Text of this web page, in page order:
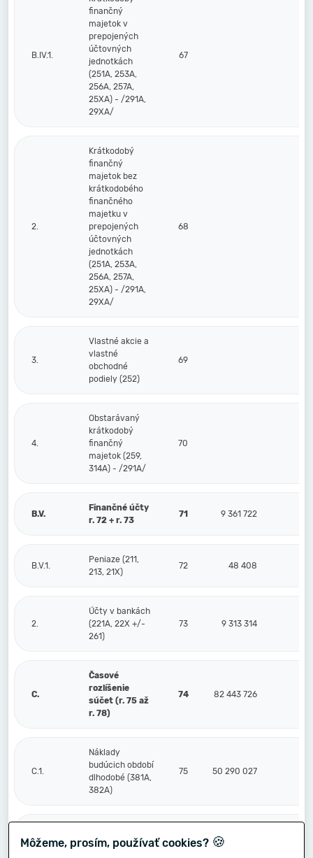
B.IV.1.
finančný
majetok v
prepojených
účtovných
jednotkách
(251A, 253A,
256A, 257A,
25XA) - /291A,
29XA/
67
2.
Krátkodobý
finančný
majetok bez
krátkodobého
finančného
majetku v
prepojených
účtovných
jednotkách
(251A, 253A,
256A, 257A,
25XA) - /291A,
29XA/
68
3.
Vlastné akcie a
vlastné
obchodné
podiely (252)
69
4.
Obstarávaný
krátkodobý
finančný
majetok (259,
314A) - /291A/
70
B.V.
Finančné účty
r. 72 + r. 73
71 9 361 722
B.V.1.
Peniaze (211,
213, 21X)
72 48 408
2.
Účty v bankách
(221A, 22X +/-
261)
73 9 313 314
C.
Časové
rozlíšenie
súčet (r. 75 až
r. 78)
74 82 443 726
C.1.
Náklady
budúcich období
dlhodobé (381A,
382A)
75 50 290 027
2.
budúcich období
76 19 499 859
Môžeme, prosím, používať cookies? 🍪